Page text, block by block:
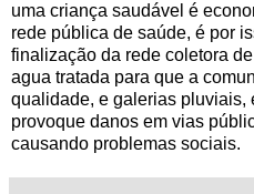
uma criança saudável é
rede pública de saúde, é por
finalização da rede coletora
agua tratada para que a
qualidade, e galerias pluviais,
provoque danos em vias
causando problemas sociais.